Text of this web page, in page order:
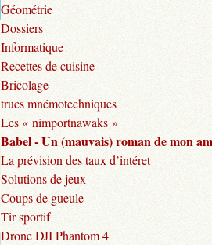
Géométrie
Dossiers
Informatique
Recettes de cuisine
Bricolage
trucs mnémotechniques
Les « nimportnawaks »
Babel - Un (mauvais) roman de mon
La prévision des taux d’intéret
Solutions de jeux
Coups de gueule
Tir sportif
Drone DJI Phantom 4